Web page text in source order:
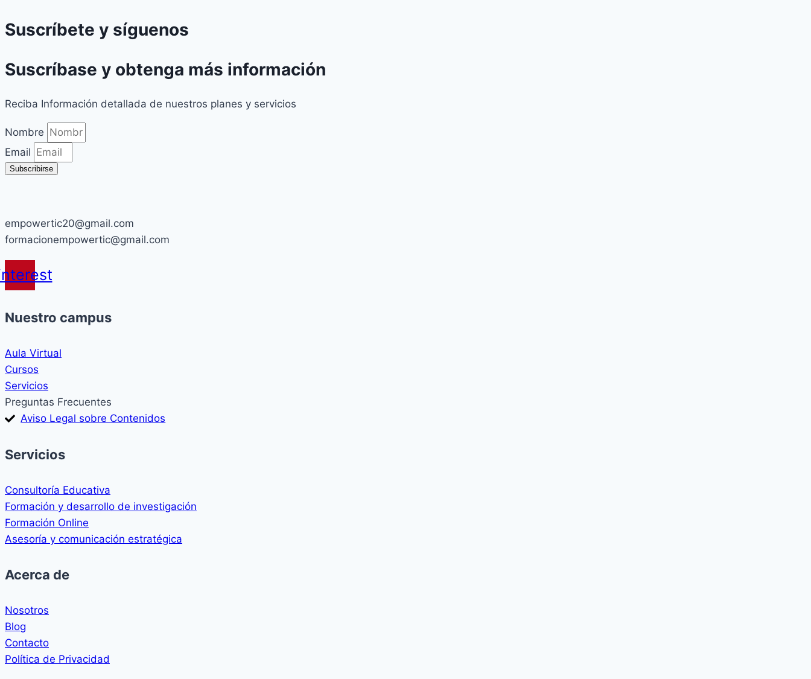
Suscríbete y síguenos
Suscríbase y obtenga más información
Reciba Información detallada de nuestros planes y servicios
Nombre
Email
Subscribirse
empowertic20@gmail.com
formacionempowertic@gmail.com
Nuestro campus
Aula Virtual
Cursos
Servicios
Preguntas Frecuentes
Aviso Legal sobre Contenidos
Servicios
Consultoría Educativa
Formación y desarrollo de investigación
Formación Online
Asesoría y comunicación estratégica
Acerca de
Nosotros
Blog
Contacto
Política de Privacidad